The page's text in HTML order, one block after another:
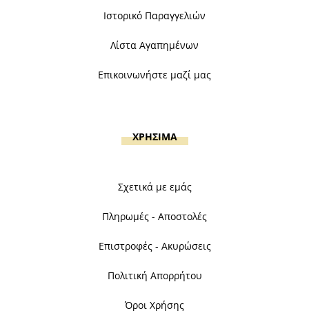
Ιστορικό Παραγγελιών
Λίστα Αγαπημένων
Επικοινωνήστε μαζί μας
ΧΡΗΣΙΜΑ
Σχετικά με εμάς
Πληρωμές - Αποστολές
Επιστροφές - Ακυρώσεις
Πολιτική Απορρήτου
Όροι Χρήσης